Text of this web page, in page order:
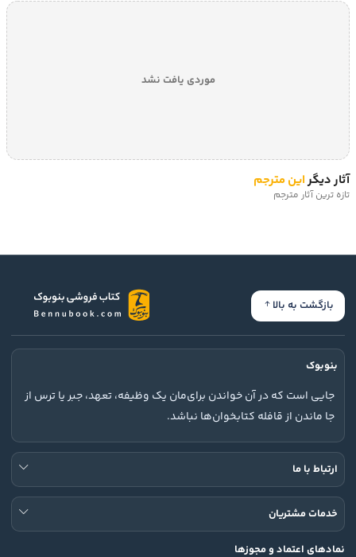
موردی یافت نشد
آثار دیگراین مترجم
تازه ترین آثار مترجم
بازگشت به بالا
بنوبوک
جایی است که در آن خواندن برای‌مان یک وظیفه، تعهد، جبر یا ترس از
جا ماندن از قافله کتابخوان‌ها نباشد.
ارتباط با ما
خدمات مشتریان
نمادهای اعتماد و مجوزها